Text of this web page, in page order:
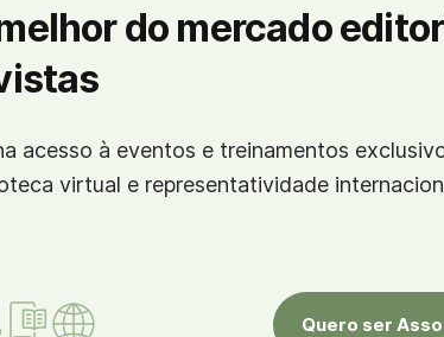
do mercado
acesso à eventos e treinamentos
virtual e representatividade
Quero ser